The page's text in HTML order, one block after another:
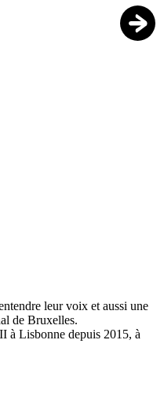
leur voix et aussi une
de Bruxelles.
à Lisbonne depuis 2015, à